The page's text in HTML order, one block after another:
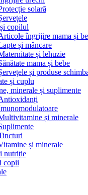
solară
copilul
îngrijire mama și
și mâncare
și lehuzie
mama și bebe
și produse
și cuplu
minerale și suplimente
și minerale
și minerale
nutriție
copii